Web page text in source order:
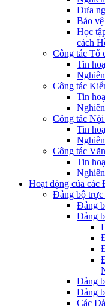
Đưa
Bảo
Học
cách
Công tác Tổ
Tin
Công tác
Tin
Công tác
Tin
Công tác
Tin
Hoạt động của các
Đảng bộ trực
Đảng
Đảng
Đảng
Đảng
Các